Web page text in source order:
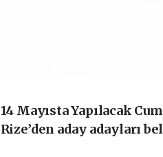
14 Mayısta Yapılacak
Rize’den aday adayları